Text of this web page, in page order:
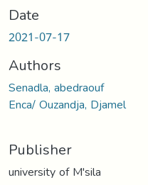
Date
2021-07-17
Authors
Senadla, abedraouf
Enca/ Ouzandja, Djamel
Publisher
university of M'sila